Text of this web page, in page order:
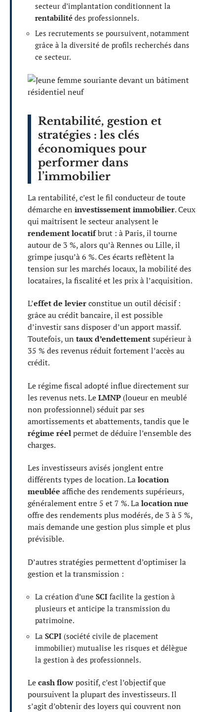
secteur d’implantation conditionnent la
rentabilité des professionnels.
Les recrutements se poursuivent, notamment
grâce à la diversité de profils recherchés dans
ce secteur.
Rentabilité, gestion et
stratégies : les clés
économiques pour
performer dans
l’immobilier
La rentabilité, c’est le fil conducteur de toute
démarche en investissement immobilier. Ceux
qui maîtrisent le secteur analysent le
rendement locatifbrut : à Paris, il tourne
autour de 3 %, alors qu’à Rennes ou Lille, il
grimpe jusqu’à 6 %. Ces écarts reflètent la
tension sur les marchés locaux, la mobilité des
locataires, la fiscalité et les prix à l’acquisition.
L’effet de levierconstitue un outil décisif :
grâce au crédit bancaire, il est possible
d’investir sans disposer d’un apport massif.
Toutefois, un taux d’endettementsupérieur à
35 % des revenus réduit fortement l’accès au
crédit.
Le régime fiscal adopté influe directement sur
les revenus nets. LeLMNP (loueur en meublé
non professionnel) séduit par ses
amortissements et abattements, tandis que le
régime réelpermet de déduire l’ensemble des
charges.
Les investisseurs avisés jonglent entre
différents types de location. Lalocation
meublée affiche des rendements supérieurs,
généralement entre 5 et 7 %. Lalocation nue
offre des rendements plus modérés, de 3 à 5 %,
mais demande une gestion plus simple et plus
prévisible.
D’autres stratégies permettent d’optimiser la
gestion et la transmission :
La création d’une SCI facilite la gestion à
plusieurs et anticipe la transmission du
patrimoine.
La SCPI (société civile de placement
immobilier) mutualise les risques et délègue
la gestion à des professionnels.
Lecash flowpositif, c’est l’objectif que
poursuivent la plupart des investisseurs. Il
s’agit d’obtenir des loyers qui couvrent non